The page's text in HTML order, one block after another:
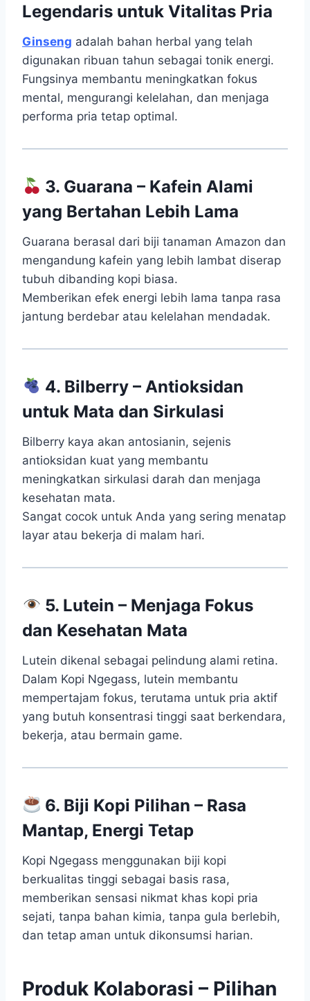
Legendaris untuk Vitalitas Pria
Ginseng adalah bahan herbal yang telah
digunakan ribuan tahun sebagai tonik energi.
Fungsinya membantu meningkatkan fokus
mental, mengurangi kelelahan, dan menjaga
performa pria tetap optimal.
3. Guarana – Kafein Alami
yang Bertahan Lebih Lama
Guarana berasal dari biji tanaman Amazon dan
mengandung kafein yang lebih lambat diserap
tubuh dibanding kopi biasa.
Memberikan efek energi lebih lama tanpa rasa
jantung berdebar atau kelelahan mendadak.
4. Bilberry – Antioksidan
untuk Mata dan Sirkulasi
Bilberry kaya akan antosianin, sejenis
antioksidan kuat yang membantu
meningkatkan sirkulasi darah dan menjaga
kesehatan mata.
Sangat cocok untuk Anda yang sering menatap
layar atau bekerja di malam hari.
5. Lutein – Menjaga Fokus
dan Kesehatan Mata
Lutein dikenal sebagai pelindung alami retina.
Dalam Kopi Ngegass, lutein membantu
mempertajam fokus, terutama untuk pria aktif
yang butuh konsentrasi tinggi saat berkendara,
bekerja, atau bermain game.
6. Biji Kopi Pilihan – Rasa
Mantap, Energi Tetap
Kopi Ngegass menggunakan biji kopi
berkualitas tinggi sebagai basis rasa,
memberikan sensasi nikmat khas kopi pria
sejati, tanpa bahan kimia, tanpa gula berlebih,
dan tetap aman untuk dikonsumsi harian.
Produk Kolaborasi – Pilihan